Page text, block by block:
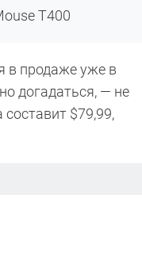
T400
в продаже уже в
догадаться, — не
$79,99,